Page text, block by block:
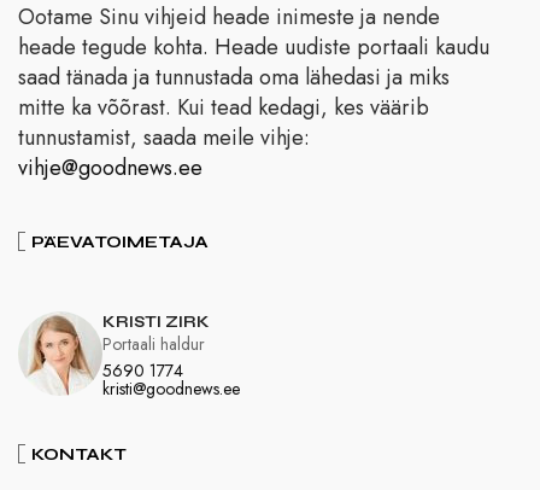
Ootame Sinu vihjeid heade inimeste ja nende
heade tegude kohta. Heade uudiste portaali kaudu
saad tänada ja tunnustada oma lähedasi ja miks
mitte ka võõrast. Kui tead kedagi, kes väärib
tunnustamist, saada meile vihje:
vihje@goodnews.ee
PÄEVATOIMETAJA
KRISTI ZIRK
5690 1774
kristi@goodnews.ee
Portaali haldur
KONTAKT